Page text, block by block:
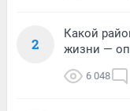
2
Какой
жизни —
6 048